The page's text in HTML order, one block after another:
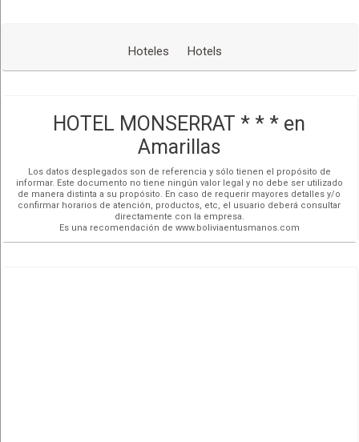
Hoteles Hotels
HOTEL MONSERRAT * * * en
Amarillas
Los datos desplegados son de referencia y sólo tienen el propósito de
informar. Este documento no tiene ningún valor legal y no debe ser utilizado
de manera distinta a su propósito. En caso de requerir mayores detalles y/o
confirmar horarios de atención, productos, etc, el usuario deberá consultar
directamente con la empresa.
Es una recomendación de www.boliviaentusmanos.com